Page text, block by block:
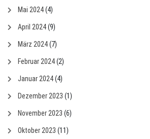
Mai 2024(4)
April 2024(9)
März 2024(7)
Februar 2024(2)
Januar 2024(4)
Dezember 2023 (1)
November 2023 (6)
Oktober 2023 (11)